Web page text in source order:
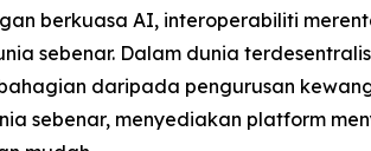
berkuasa AI, interoperabiliti
sebenar. Dalam dunia
daripada pengurusan
sebenar, menyediakan platform